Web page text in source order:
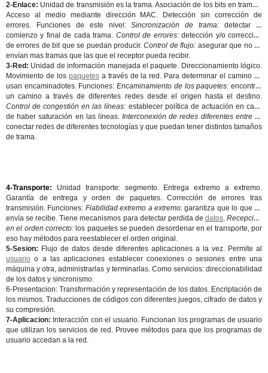
2-Enlace: Unidad de transmisión es la trama. Asociación de los bits en tramas.
Acceso al medio mediante dirección MAC. Detección sin corrección de
errores. Funciones de este nivel:Sincronización de trama:detectar el
comienzo y final de cada trama. Control de errores:detección y/o corrección
de errores de bit que se puedan producir.Control de flujo: asegurar que no se
envían mas tramas que las que el receptor pueda recibir.
3-Red: Unidad de información manejada el paquete. Direccionamiento lógico.
Movimiento de los paquetesa través de la red. Para determinar el camino se
usan encaminadotes. Funciones:Encaminamiento de los paquetes: encontrar
un camino a través de diferentes redes desde el origen hasta el destino.
Control de congestión en las líneas: establecer política de actuación en caso
de haber saturación en las líneas.Interconexión de redes diferentes entre sí:
conectar redes de diferentes tecnologías y que puedan tener distintos tamaños
de trama.
4-Transporte: Unidad transporte: segmento. Entrega extremo a extremo.
Garantía de entrega y orden de paquetes. Corrección de errores tras
transmisión. Funciones: Fiabilidad extremo a extremo: garantiza que lo que se
envía se recibe. Tiene mecanismos para detectar perdida de datos.Recepción
en el orden correcto: los paquetes se pueden desordenar en el transporte, por
eso hay métodos para reestablecer el orden original.
5-Sesion: Flujo de datos desde diferentes aplicaciones a la vez. Permite al
usuario o a las aplicaciones establecer conexiones o sesiones entre una
máquina y otra, administrarlas y terminarlas. Como servicios: direccionabilidad
de los datos y sincronismo.
6-Presentacion: Transformación y representación de los datos. Encriptación de
los mismos. Traducciones de códigos con diferentes juegos, cifrado de datos y
su compresión.
7-Aplicacion: Interacción con el usuario. Funcionan los programas de usuario
que utilizan los servicios de red. Provee métodos para que los programas de
usuario accedan a la red.